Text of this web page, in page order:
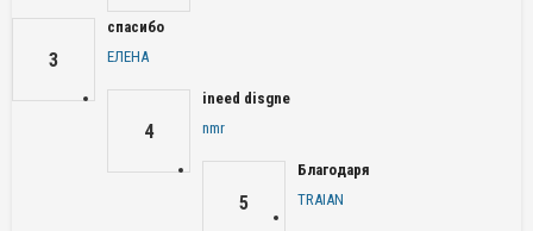
3
спасибо
ЕЛЕНА
4
ineed disgne
nmr
5
Благодаря
TRAIAN